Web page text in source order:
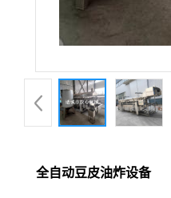
全自动豆皮油炸设备